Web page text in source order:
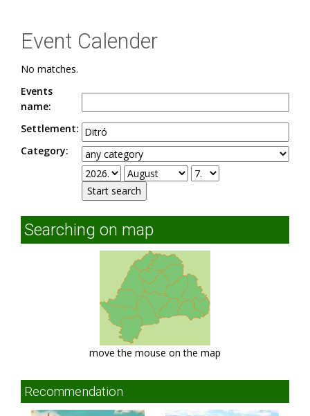
Event Calender
No matches.
Events
name:
Settlement:
Category:
Searching on map
move the mouse on the map
Recommendation